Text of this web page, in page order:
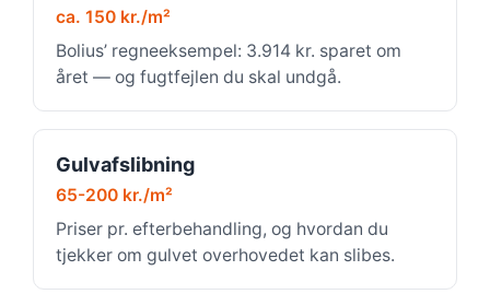
ca. 150 kr./m²
Bolius’ regneeksempel: 3.914 kr. sparet om
året — og fugtfejlen du skal undgå.
Gulvafslibning
65-200 kr./m²
Priser pr. efterbehandling, og hvordan du
tjekker om gulvet overhovedet kan slibes.